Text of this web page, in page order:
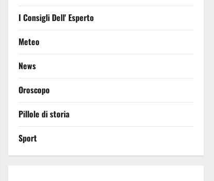
I Consigli Dell' Esperto
Meteo
News
Oroscopo
Pillole di storia
Sport